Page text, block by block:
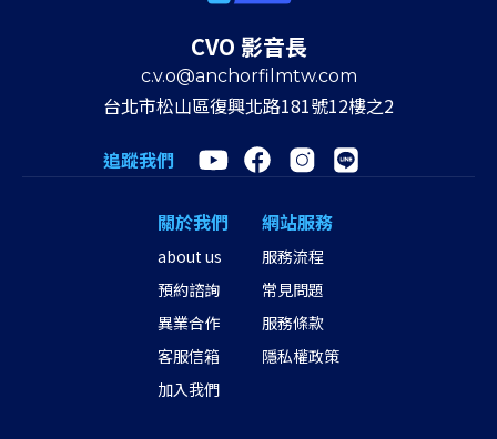
CVO 影音長
c.v.o@anchorfilmtw.com
台北市松山區復興北路181號12樓之2
追蹤我們
關於我們
about us
預約諮詢
異業合作
客服信箱
加入我們
網站服務
服務流程
常見問題
服務條款
隱私權政策